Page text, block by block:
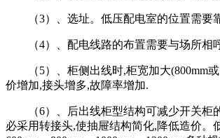
（3）、选址。低压配电室的位置需
（4）、配电线路的布置需要与场所
（5）、 柜侧出线时,柜宽加大(800mm
价增加,接头增多,故障率增加.
（6）、
后出线柜型结构可减少开关柜
必采用转接头,使抽屉结构简化,降低造价